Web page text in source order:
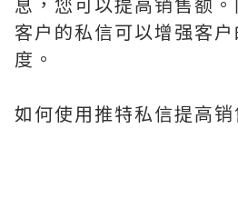
客户的私信可以增强客
度。
如何使用推特私信提高销